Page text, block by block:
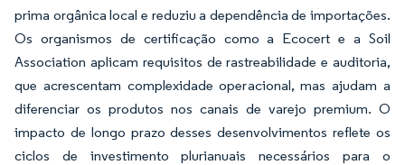
prima orgânica local e reduziu a dependência de importações.
Os organismos de certificação como a Ecocert e a Soil
Association aplicam requisitos de rastreabilidade e auditoria,
que acrescentam complexidade operacional, mas ajudam a
diferenciar os produtos nos canais de varejo premium. O
impacto de longo prazo desses desenvolvimentos reflete os
ciclos de investimento plurianuais necessários para o